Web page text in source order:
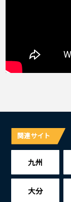
関連サイト
九州
大分